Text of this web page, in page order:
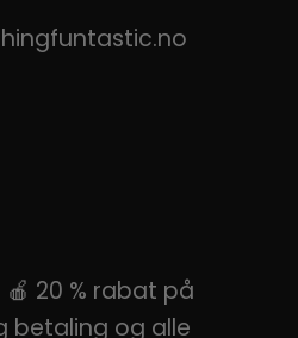
🍎 20 % rabat på
betaling og alle